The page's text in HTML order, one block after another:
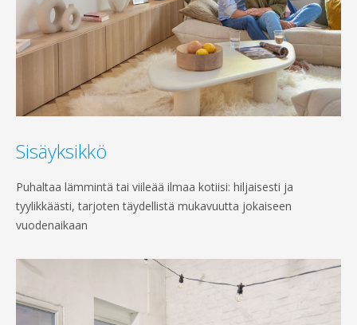
Sisäyksikkö
Puhaltaa lämmintä tai viileää ilmaa kotiisi: hiljaisesti ja
tyylikkäästi, tarjoten täydellistä mukavuutta jokaiseen
vuodenaikaan